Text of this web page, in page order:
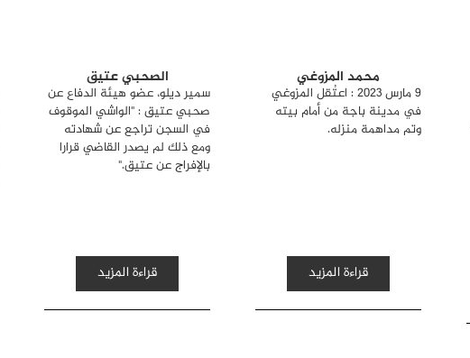
محمد المزوغي
9 مارس 2023 : اعتُقل المزوغي
في مدينة باجة من أمام بيته
وتم مداهمة منزله.
قراءة المزيد
الصحبي عتيق
سمير ديلو، عضو هيئة الدفاع عن
صحبي عتيق : "الواشي الموقوف
في السجن تراجع عن شهادته
ومع ذلك لم يصدر القاضي قرارا
بالإفراج عن عتيق."
قراءة المزيد